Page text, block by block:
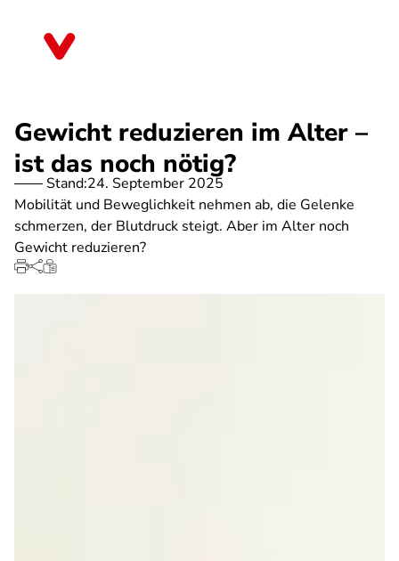
Gewicht reduzieren im Alter –
ist das noch nötig?
Stand:24. September 2025
Mobilität und Beweglichkeit nehmen ab, die Gelenke
schmerzen, der Blutdruck steigt. Aber im Alter noch
Gewicht reduzieren?